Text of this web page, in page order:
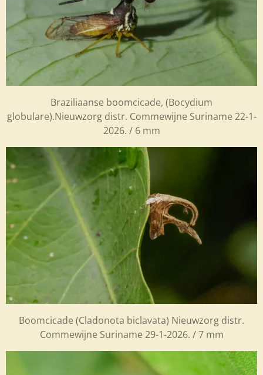
Braziliaanse boomcicade, (Bocydium
globulare).Nieuwzorg distr. Commewijne Suriname 22-1-
2026. / 6 mm
Boomcicade (Cladonota biclavata) Nieuwzorg distr.
Commewijne Suriname 29-1-2026. / 7 mm